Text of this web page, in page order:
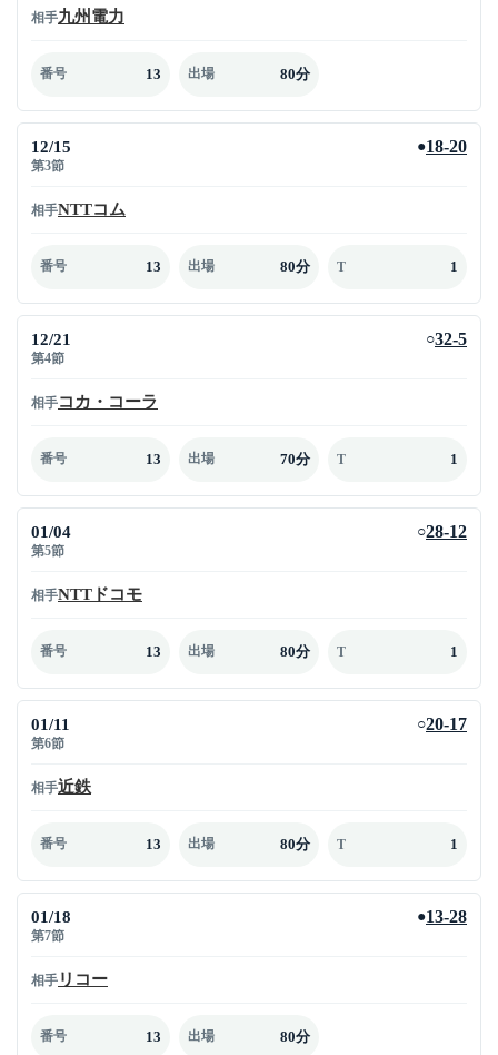
相手九州電力
番号 13 出場 80分
12/15
第3節
●18-20
相手NTTコム
番号 13 出場 80分 T 1
12/21
第4節
○32-5
相手コカ・コーラ
番号 13 出場 70分 T 1
01/04
第5節
○28-12
相手NTTドコモ
番号 13 出場 80分 T 1
01/11
第6節
○20-17
相手近鉄
番号 13 出場 80分 T 1
01/18
第7節
●13-28
相手 リコー
番号 13 出場 80分